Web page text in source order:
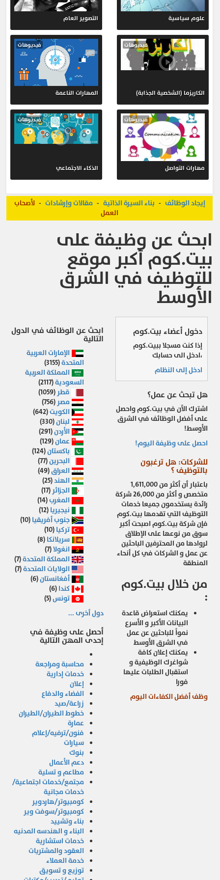
علوم سياسية التصوير العام
الكاريزما (الشخصية الجذابة)
فيديوهات
المهارات الناعمة
فيديوهات
مهارات التواصل
فيديوهات
الذكاء الاجتماعي
فيديوهات
إيجاد الوظائف - بناء السيرة الذاتية -مقالات وإرشادات -لأصحاب
العمل
ابحث عن وظيفة على
بيت.كوم أكبر موقع
للتوظيف في الشرق
الأوسط
دخول أعضاء بيت.كوم
إذا كنت مسجلا ببيت.كوم
،ادخل الى حسابك
ادخل إلى النظام
هل تبحث عن عمل؟
اشترك الآن في بيت.كوم واحصل
على أفضل الوظائف في الشرق
الأوسط!
احصل على وظيفة اليوم!
للشركات: هل ترغبون
بالتوظيف ؟
باعتبار أن أكثر من 1,611,000
متخصص و أكثر من 26,000 شركة
رائدة يستخدمون جميعا خدمات
التوظيف التي تقدمها بيت.كوم
فإن شركة بيت.كوم اصبحت أكبر
سوق من نوعها على الإطلاق
لروادها من المحترفين الباحثين
عن عمل و الشركات في كل أنحاء
المنطقة
من خلال بيت.كوم
:
يمكنك استعراض قاعدة
البيانات الأكبر و الأسرع
نمواً للباحثين عن عمل
في الشرق الأوسط
يمكنك إعلان كافة
شواغرك الوظيفية و
استقبال الطلبات عليها
فورا
وظف أفضل الكفاءات اليوم
ابحث عن الوظائف في الدول
التالية
الإمارات العربية
المتحدة(3155)
المملكة العربية
السعودية(2117)
قطر (1059)
مصر (756)
الكويت(642)
لبنان(330)
الأردن(291)
عمان(129)
باكستان(124)
البحرين(77)
العراق(49)
الهند(25)
الجزائر (17)
المغرب(14)
نيجيريا(12)
جنوب أفريقيا(10)
تركيا(10)
سريلانكا(8)
انغولا(7)
المملكة المتحدة(7)
الولايات المتحدة(7)
أفغانستان(6)
كندا(6)
تونس(5)
دول أخرى ...
أحصل على وظيفة في
إحدى المهن التالية
محاسبة ومراجعة
خدمات إدارية
إعلان
الفضاء والدفاع
زراعة/صيد
خطوط الطيران/الطيران
عمارة
فنون/ترفيه/إعلام
سيارات
بنوك
دعم الأعمال
مطاعم و تسلية
مجتمع/خدمات اجتماعية/
خدمات مجانية
كومبيوتر/هاردوير
كومبيوتر/سوفت وير
بناء وتشييد
البناء و الهندسه المدنيه
خدمات استشارية
العقود والمشتريات
خدمة العملاء
توزيع و تسويق